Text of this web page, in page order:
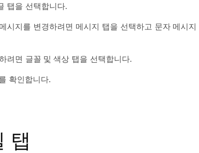
탭을 선택합니다.
시지를 변경하려면 메시지 탭을 선택하고 문자 메시지
려면 글꼴 및 색상 탭을 선택합니다.
확인합니다.
탭